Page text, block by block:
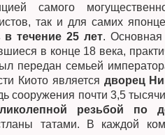
самого
так и для самих
течение 25 лет. Основная
в конце 18 века,
передан семьей
Киото является дворец
сооружения почти 3,5
резьбой по
татами. В каждой